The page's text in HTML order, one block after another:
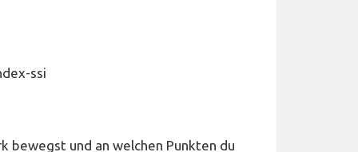
ssi
bewegst und an welchen Punkten du